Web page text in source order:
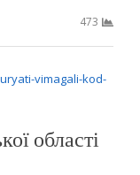
473
області